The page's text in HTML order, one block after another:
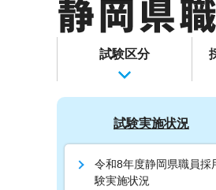
試験区分
試験実施状況
令和8年度静岡県職員採
験実施状況